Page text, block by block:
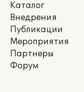
Каталог
Внедрения
Публикации
Мероприятия
Партнеры
Форум